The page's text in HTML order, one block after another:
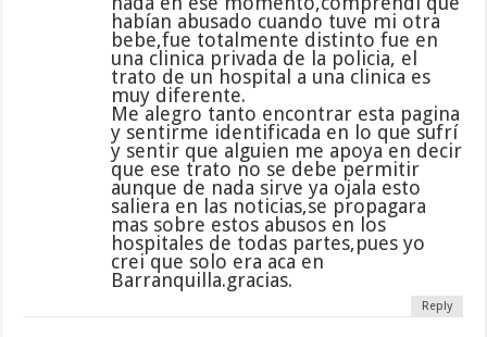
habían abusado cuando tuve mi otra
bebe,fue totalmente distinto fue en
una clinica privada de la policia, el
trato de un hospital a una clinica es
muy diferente.
Me alegro tanto encontrar esta pagina
y sentirme identificada en lo que sufrí
y sentir que alguien me apoya en decir
que ese trato no se debe permitir
aunque de nada sirve ya ojala esto
saliera en las noticias,se propagara
mas sobre estos abusos en los
hospitales de todas partes,pues yo
crei que solo era aca en
Barranquilla.gracias.
Reply